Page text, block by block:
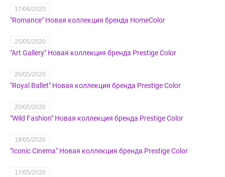
17/06/2020
"Romance" Новая коллекция бренда HomeColor
25/05/2020
"Art Gallery" Новая коллекция бренда Prestige Color
20/05/2020
"Royal Ballet" Новая коллекция бренда Prestige Color
20/05/2020
"Wild Fashion" Новая коллекция бренда Prestige Color
18/05/2020
"Iconic Cinema" Новая коллекция бренда Prestige Color
17/05/2020